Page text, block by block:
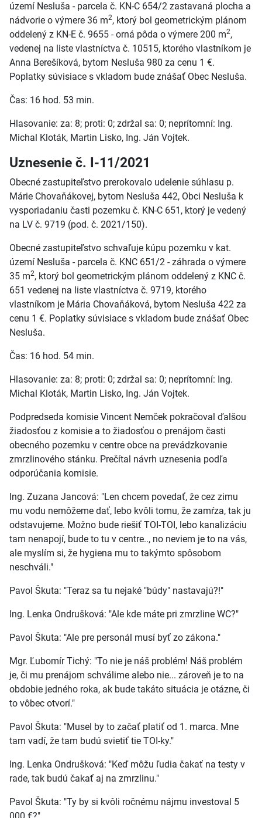
území Nesluša - parcela č. KN-C 654/2 zastavaná plocha a
nádvorie o výmere 36 m2, ktorý bol geometrickým plánom
oddelený z KN-E č. 9655 - orná pôda o výmere 200 m2,
vedenej na liste vlastníctva č. 10515, ktorého vlastníkom je
Anna Berešíková, bytom Nesluša 980 za cenu 1 €.
Poplatky súvisiace s vkladom bude znášať Obec Nesluša.
Čas: 16 hod. 53 min.
Hlasovanie: za: 8; proti: 0; zdržal sa: 0; neprítomní: Ing.
Michal Kloták, Martin Lisko, Ing. Ján Vojtek.
Uznesenie č. I-11/2021
Obecné zastupiteľstvo prerokovalo udelenie súhlasu p.
Márie Chovaňákovej, bytom Nesluša 442, Obci Nesluša k
vysporiadaniu časti pozemku č. KN-C 651, ktorý je vedený
na LV č. 9719 (pod. č. 2021/150).
Obecné zastupiteľstvo schvaľuje kúpu pozemku v kat.
území Nesluša - parcela č. KNC 651/2 - záhrada o výmere
35 m2, ktorý bol geometrickým plánom oddelený z KNC č.
651 vedenej na liste vlastníctva č. 9719, ktorého
vlastníkom je Mária Chovaňáková, bytom Nesluša 422 za
cenu 1 €. Poplatky súvisiace s vkladom bude znášať Obec
Nesluša.
Čas: 16 hod. 54 min.
Hlasovanie: za: 8; proti: 0; zdržal sa: 0; neprítomní: Ing.
Michal Kloták, Martin Lisko, Ing. Ján Vojtek.
Podpredseda komisie Vincent Nemček pokračoval ďalšou
žiadosťou z komisie a to žiadosťou o prenájom časti
obecného pozemku v centre obce na prevádzkovanie
zmrzlinového stánku. Prečítal návrh uznesenia podľa
odporúčania komisie.
Ing. Zuzana Jancová: "Len chcem povedať, že cez zimu
mu vodu nemôžeme dať, lebo kvôli tomu, že zamŕza, tak ju
odstavujeme. Možno bude riešiť TOI-TOI, lebo kanalizáciu
tam nenapojí, bude to tu v centre.., no neviem je to na vás,
ale myslím si, že hygiena mu to takýmto spôsobom
neschváli."
Pavol Škuta: "Teraz sa tu nejaké "búdy" nastavajú?!"
Ing. Lenka Ondrušková: "Ale kde máte pri zmrzline WC?"
Pavol Škuta: "Ale pre personál musí byť zo zákona."
Mgr. Ľubomír Tichý: "To nie je náš problém! Náš problém
je, či mu prenájom schválime alebo nie... zároveň je to na
obdobie jedného roka, ak bude takáto situácia je otázne, či
to vôbec otvorí."
Pavol Škuta: "Musel by to začať platiť od 1. marca. Mne
tam vadí, že tam budú svietiť tie TOI-ky."
Ing. Lenka Ondrušková: "Keď môžu ľudia čakať na testy v
rade, tak budú čakať aj na zmrzlinu."
Pavol Škuta: "Ty by si kvôli ročnému nájmu investoval 5